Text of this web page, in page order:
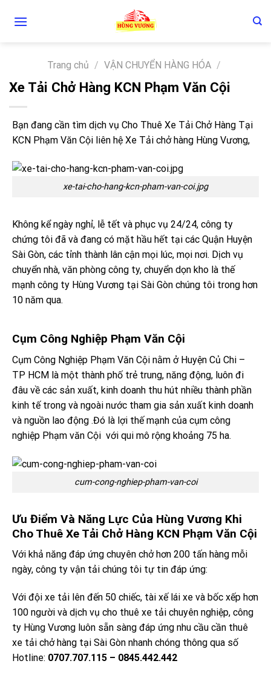
Trang chủ / VẬN CHUYỂN HÀNG HÓA /
Xe Tải Chở Hàng KCN Phạm Văn Cội
Bạn đang cần tìm dịch vụ Cho Thuê Xe Tải Chở Hàng Tại
KCN Phạm Văn Cội liên hệ Xe Tải chở hàng Hùng Vương,
xe-tai-cho-hang-kcn-pham-van-coi.jpg
Không kể ngày nghỉ, lễ tết và phục vụ 24/24, công ty
chứng tôi đã và đang có mặt hầu hết tại các Quận Huyện
Sài Gòn, các tỉnh thành lân cận mọi lúc, mọi nơi. Dịch vụ
chuyển nhà, văn phòng công ty, chuyển dọn kho là thế
mạnh công ty Hùng Vương tại Sài Gòn chúng tôi trong hơn
10 năm qua.
Cụm Công Nghiệp Phạm Văn Cội
Cụm Công Nghiệp Phạm Văn Cội nằm ở Huyện Củ Chi –
TP HCM là một thành phố trẻ trung, năng động, luôn đi
đâu về các sản xuất, kinh doanh thu hút nhiều thành phần
kinh tế trong và ngoài nước tham gia sản xuất kinh doanh
và nguồn lao động .Đó là lợi thế mạnh của cụm công
nghiệp Phạm văn Cội với qui mô rộng khoảng 75 ha.
cum-cong-nghiep-pham-van-coi
Ưu Điểm Và Năng Lực Của Hùng Vương Khi
Cho Thuê Xe Tải Chở Hàng KCN Phạm Văn Cội
Với khả năng đáp ứng chuyên chở hơn 200 tấn hàng mỗi
ngày, công ty vận tải chúng tôi tự tin đáp ứng:
Với đội xe tải lên đến 50 chiếc, tài xế lái xe và bốc xếp hơn
100 người và dịch vụ cho thuê xe tải chuyên nghiệp, công
ty Hùng Vương luôn sẵn sàng đáp ứng nhu cầu cần thuê
xe tải chở hàng tại Sài Gòn nhanh chóng thông qua số
Hotline: 0707.707.115 – 0845.442.442